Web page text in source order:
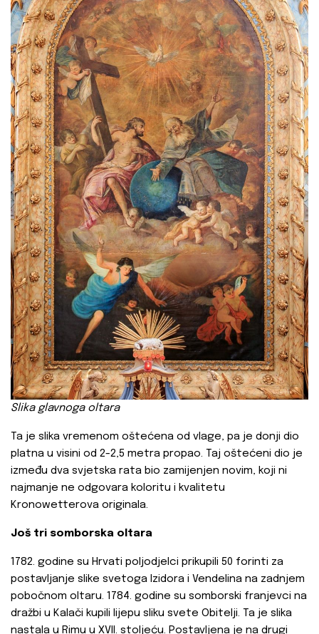
Slika glavnoga oltara
Ta je slika vremenom oštećena od vlage, pa je donji dio
platna u visini od 2-2,5 metra propao. Taj oštećeni dio je
između dva svjetska rata bio zamijenjen novim, koji ni
najmanje ne odgovara koloritu i kvalitetu
Kronowetterova originala.
Još tri somborska oltara
1782. godine su Hrvati poljodjelci prikupili 50 forinti za
postavljanje slike svetoga Izidora i Vendelina na zadnjem
pobočnom oltaru. 1784. godine su somborski franjevci na
dražbi u Kalači kupili lijepu sliku svete Obitelji. Ta je slika
nastala u Rimu u XVII. stoljeću. Postavljena je na drugi